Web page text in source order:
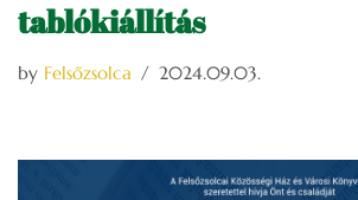
tablókiállítás
by Felsőzsolca 2024.09.03.